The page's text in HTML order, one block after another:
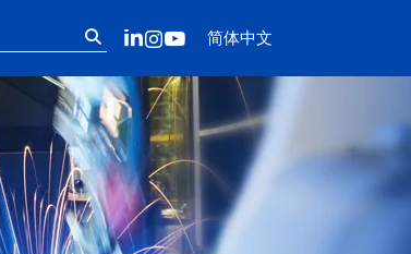
Follow us on
LinkedIn
Instagram
YouTube
简体中文